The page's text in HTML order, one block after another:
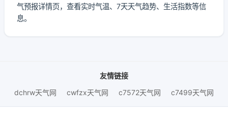
气预报详情页，查看实时气温、7天天气趋势、生活指数等信
息。
友情链接
dchrw天气网
cwfzx天气网 c7572天气网 c7499天气网